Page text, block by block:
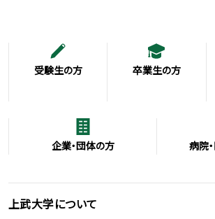
受験生の方 卒業生の方
企業・団体の方 病院
上武大学について